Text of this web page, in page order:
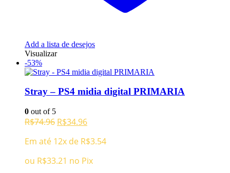
Add a lista de desejos
Visualizar
-53%
Stray – PS4 midia digital PRIMARIA
0 out of 5
R$74.96 O
original
era:
R$74.96.
R$34.96O
atual
é:
R$34.96.
Em até 12x de R$3.54
ou R$33.21 no Pix